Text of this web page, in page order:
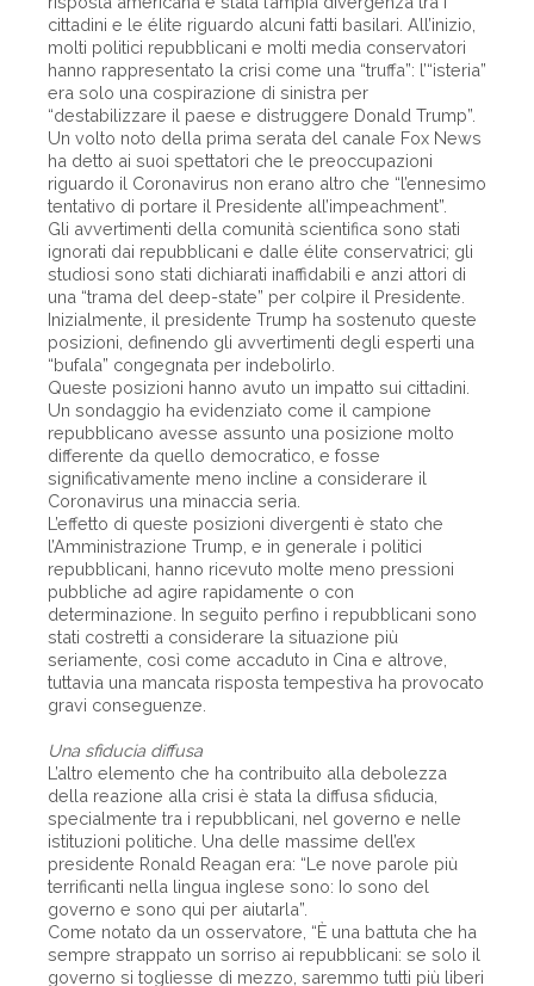
cittadini e le élite riguardo alcuni fatti basilari. All’inizio,
molti politici repubblicani e molti media conservatori
hanno rappresentato la crisi come una “truffa”: l’“isteria”
era solo una cospirazione di sinistra per
“destabilizzare il paese e distruggere Donald Trump”.
Un volto noto della prima serata del canale Fox News
ha detto ai suoi spettatori che le preoccupazioni
riguardo il Coronavirus non erano altro che “l’ennesimo
tentativo di portare il Presidente all’impeachment”.
Gli avvertimenti della comunità scientifica sono stati
ignorati dai repubblicani e dalle élite conservatrici; gli
studiosi sono stati dichiarati inaffidabili e anzi attori di
una “trama del deep-state” per colpire il Presidente.
Inizialmente, il presidente Trump ha sostenuto queste
posizioni, definendo gli avvertimenti degli esperti una
“bufala” congegnata per indebolirlo.
Queste posizioni hanno avuto un impatto sui cittadini.
Un sondaggio ha evidenziato come il campione
repubblicano avesse assunto una posizione molto
differente da quello democratico, e fosse
significativamente meno incline a considerare il
Coronavirus una minaccia seria.
L’effetto di queste posizioni divergenti è stato che
l’Amministrazione Trump, e in generale i politici
repubblicani, hanno ricevuto molte meno pressioni
pubbliche ad agire rapidamente o con
determinazione. In seguito perfino i repubblicani sono
stati costretti a considerare la situazione più
seriamente, così come accaduto in Cina e altrove,
tuttavia una mancata risposta tempestiva ha provocato
gravi conseguenze.
Una sfiducia diffusa
L’altro elemento che ha contribuito alla debolezza
della reazione alla crisi è stata la diffusa sfiducia,
specialmente tra i repubblicani, nel governo e nelle
istituzioni politiche. Una delle massime dell’ex
presidente Ronald Reagan era: “Le nove parole più
terrificanti nella lingua inglese sono: Io sono del
governo e sono qui per aiutarla”.
Come notato da un osservatore, “È una battuta che ha
sempre strappato un sorriso ai repubblicani: se solo il
governo si togliesse di mezzo, saremmo tutti più liberi